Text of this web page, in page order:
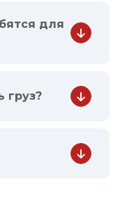
для
груз?